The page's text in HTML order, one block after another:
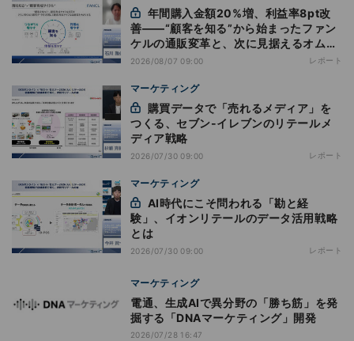
善——“顧客を知る”から始まったファン
ケルの通販変革と、次に見据えるオムニ
チャネル
2026/08/07 09:00 レポート
マーケティング
つくる、セブン-イレブンのリテールメ
ディア戦略
2026/07/30 09:00 レポート
マーケティング
験」、イオンリテールのデータ活用戦略
とは
2026/07/30 09:00 レポート
マーケティング
電通、生成AIで異分野の「勝ち筋」を発
掘する「DNAマーケティング」開発
2026/07/28 16:47